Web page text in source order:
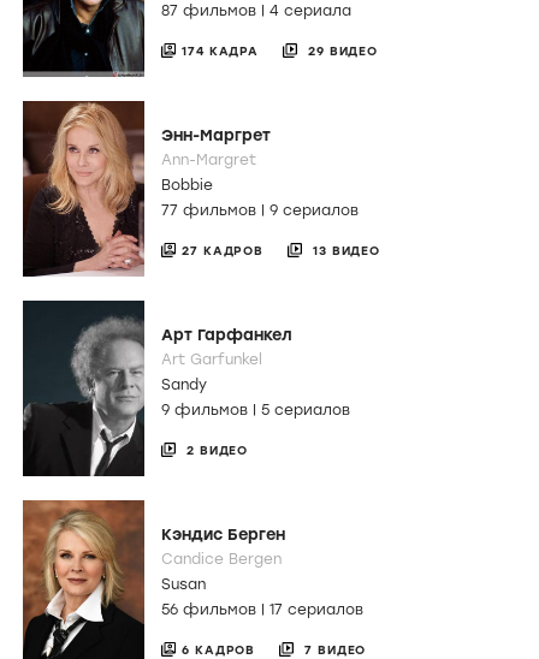
87 фильмов | 4 сериала
174 КАДРА 29 ВИДЕО
Энн-Маргрет
Ann-Margret
Bobbie
77 фильмов | 9 сериалов
27 КАДРОВ 13 ВИДЕО
Арт Гарфанкел
Art Garfunkel
Sandy
9 фильмов | 5 сериалов
2 ВИДЕО
Кэндис Берген
Candice Bergen
Susan
56 фильмов | 17 сериалов
6 КАДРОВ 7 ВИДЕО